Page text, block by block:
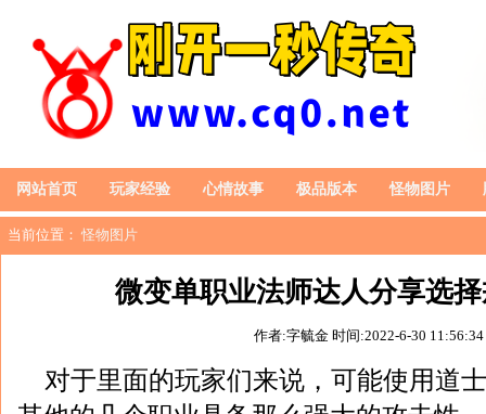
网站首页 玩家经验 心情故事 极品版本 怪物图片
当前位置： 怪物图片
微变单职业法师达人分享选
作者:字毓金 时间:2022-6-30 11:56:34
对于里面的玩家们来说，可能使用道